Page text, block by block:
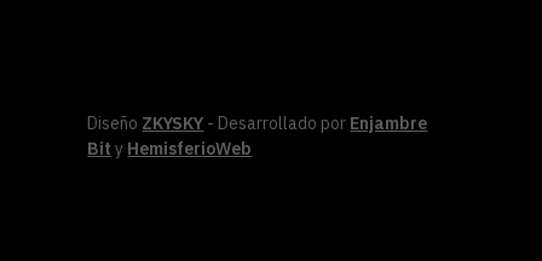
Diseño ZKYSKY - Desarrollado por Enjambre
Bit y HemisferioWeb